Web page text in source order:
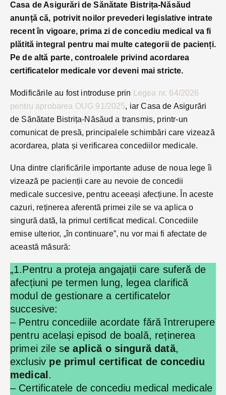
Casa de Asigurări de Sănătate Bistrița-Năsăud
anunță că, potrivit noilor prevederi legislative intrate
recent în vigoare, prima zi de concediu medical va fi
plătită integral pentru mai multe categorii de pacienți.
Pe de altă parte, controalele privind acordarea
certificatelor medicale vor deveni mai stricte.
Modificările au fost introduse prin Legea nr. 64/2026
pentru aprobarea OUG 91/2025, iar Casa de Asigurări
de Sănătate Bistrița-Năsăud a transmis, printr-un
comunicat de presă, principalele schimbări care vizează
acordarea, plata și verificarea concediilor medicale.
Una dintre clarificările importante aduse de noua lege îi
vizează pe pacienții care au nevoie de concedii
medicale succesive, pentru aceeași afecțiune. În aceste
cazuri, reținerea aferentă primei zile se va aplica o
singură dată, la primul certificat medical. Concediile
emise ulterior, „în continuare”, nu vor mai fi afectate de
această măsură:
„1.Pentru a proteja angajații care suferă de
afecțiuni pe termen lung, legea clarifică
modul de gestionare a certificatelor
succesive:
– Pentru concediile acordate fără întrerupere
pentru același episod de boală, reținerea
primei zile se aplică o singură dată,
exclusiv pe primul certificat de concediu
medical .
– Certificatele de concediu medical medicale